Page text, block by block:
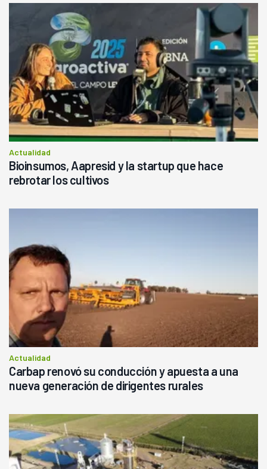
Actualidad
Bioinsumos, Aapresid y la startup que hace
rebrotar los cultivos
Actualidad
Carbap renovó su conducción y apuesta a una
nueva generación de dirigentes rurales